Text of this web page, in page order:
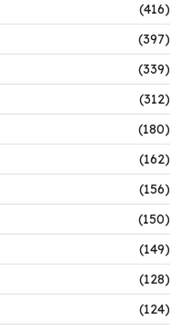
(416)
(397)
(339)
(312)
(180)
(162)
(156)
(150)
(149)
(128)
(124)